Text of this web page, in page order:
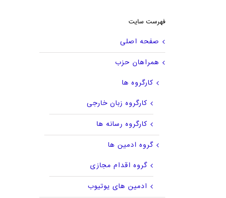
فهرست سایت
صفحه اصلی
همراهان حزب
کارگروه ها
کارگروه زبان خارجی
کارگروه رسانه ها
گروه ادمین ها
گروه اقدام مجازی
ادمین های یوتیوب